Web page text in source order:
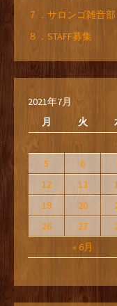
７．サロンゴ雑音
８．STAFF募集
2021年7月
月
火
« 6月
5
6
12
13
19
20
26
27